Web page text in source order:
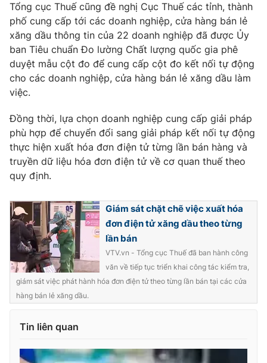
Giấy phép hoạt động báo in và báo điện tử số 483/GP-BTTTT
cấp ngày 29/12/2023
Tổng Biên tập:Vũ Thanh Thủy
Phó Tổng Biên tập:
Nguyễn Thị Mỹ Hạnh, Phạm Quốc Thắng,
Nguyễn Trọng Ninh
Tổng đài VTV:
024.38 355 931 - 024.38 355 932
Email: toasoan@vtv.vn
Liên hệ quảng cáo:024-7300.7108
® Cấm sao chép dưới mọi hình thức nếu không có sự chấp
thông tin từ website này.
Tổng cục Thuế cũng đề nghị Cục Thuế các tỉnh, thành
phố cung cấp tới các doanh nghiệp, cửa hàng bán lẻ
xăng dầu thông tin của 22 doanh nghiệp đã được Ủy
ban Tiêu chuẩn Đo lường Chất lượng quốc gia phê
duyệt mẫu cột đo để cung cấp cột đo kết nối tự động
cho các doanh nghiệp, cửa hàng bán lẻ xăng dầu làm
việc.
Đồng thời, lựa chọn doanh nghiệp cung cấp giải pháp
phù hợp để chuyển đổi sang giải pháp kết nối tự động
thực hiện xuất hóa đơn điện tử từng lần bán hàng và
truyền dữ liệu hóa đơn điện tử về cơ quan thuế theo
quy định.
Giám sát chặt chẽ việc xuất hóa
đơn điện tử xăng dầu theo từng
lần bán
VTV.vn - Tổng cục Thuế đã ban hành công
văn về tiếp tục triển khai công tác kiểm tra,
giám sát việc phát hành hóa đơn điện tử theo từng lần bán tại các cửa
hàng bán lẻ xăng dầu.
Tin liên quan